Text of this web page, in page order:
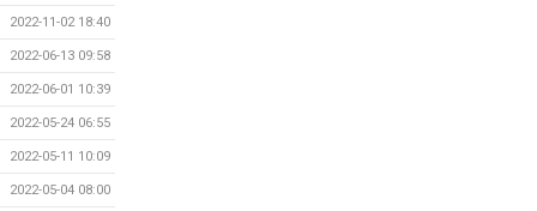
2022-11-02 18:40
2022-06-13 09:58
2022-06-01 10:39
2022-05-24 06:55
2022-05-11 10:09
2022-05-04 08:00